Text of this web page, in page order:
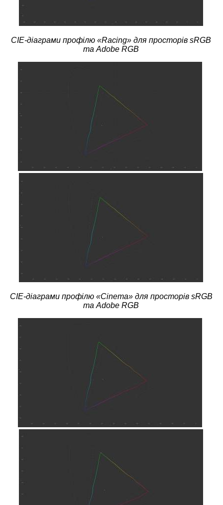
CIE-діаграми профілю «Racing» для просторів sRGB
та Adobe RGB
CIE-діаграми профілю «Cinema» для просторів sRGB
та Adobe RGB